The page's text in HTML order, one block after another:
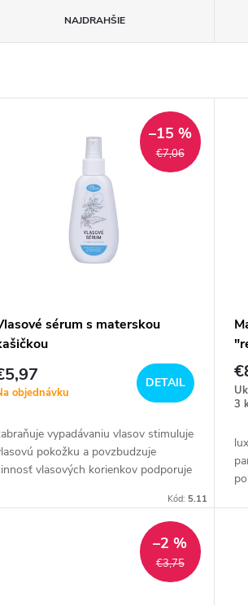
NAJDRAHŠIE
€7,06
–15 %
sérum s materskou
objednávku
DETAIL
vypadávaniu vlasov stimuluje
pokožku a povzbudzuje
vlasových korienkov podporuje
Kód: 5.11
3
€3,75
–2 %